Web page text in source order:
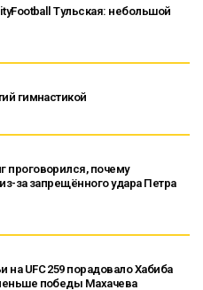
Тульская: небольшой
гимнастикой
проговорился, почему
за запрещённого удара Петра
UFC 259 порадовало Хабиба
победы Махачева